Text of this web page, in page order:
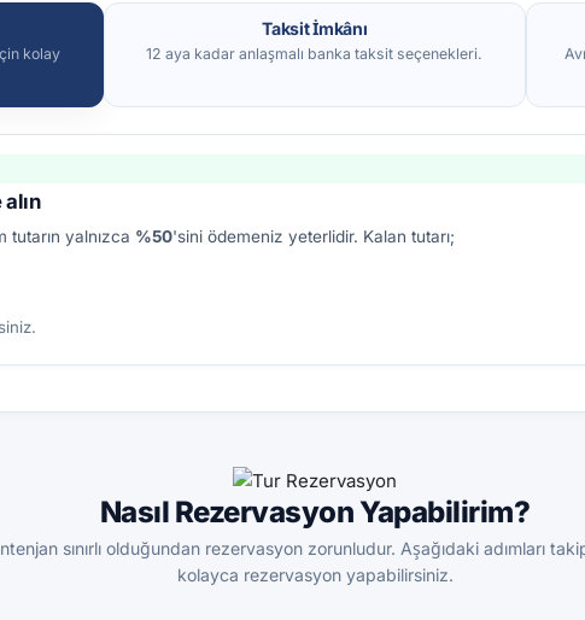
kolay
Taksit İmkânı
12 aya kadar anlaşmalı banka taksit seçenekleri.
yalnızca %50'sini ödemeniz yeterlidir. Kalan tutarı;
Nasıl Rezervasyon Yapabilirim?
sınırlı olduğundan rezervasyon zorunludur. Aşağıdaki adımları
kolayca rezervasyon yapabilirsiniz.